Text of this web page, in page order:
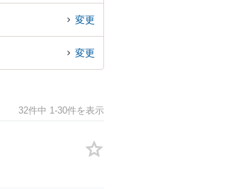
変更
変更
32件中 1-30件を表示